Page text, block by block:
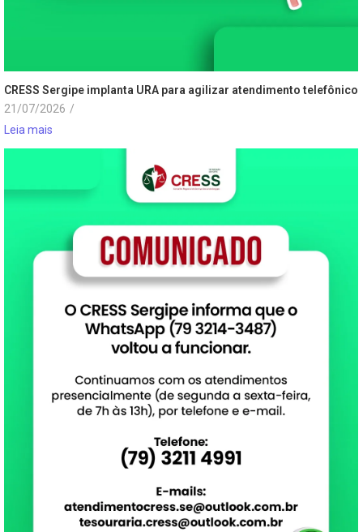
CRESS Sergipe implanta URA para agilizar atendimento telefônico
21/07/2026 /
Leia mais